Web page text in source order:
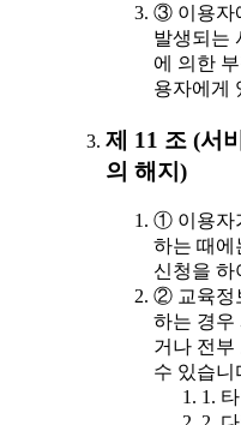
③ 이용자
발생되는
에 의한
용자에게
제 11 조 (서
의 해지)
① 이용자
하는 때에
신청을 하
② 교육정
하는 경우
거나 전부
수 있습니
1.